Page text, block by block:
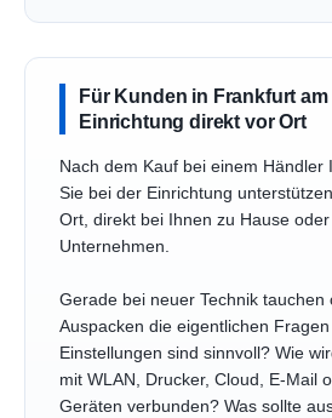
Für Kunden in Frankfurt am
Einrichtung direkt vor Ort
Nach dem Kauf bei einem Händler
Sie bei der Einrichtung
Ort, direkt bei Ihnen zu Hause
Unternehmen.
Gerade bei neuer Technik tauchen
Auspacken die eigentlichen
Einstellungen sind sinnvoll? Wie
mit WLAN, Drucker, Cloud, E-Mail
Geräten verbunden? Was sollte